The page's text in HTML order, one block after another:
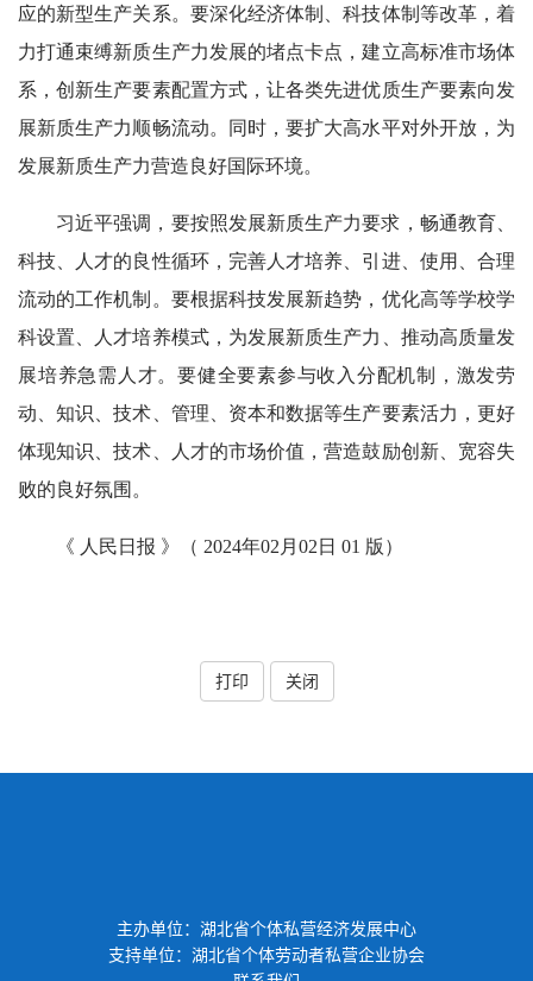
应的新型生产关系。要深化经济体制、科技体制等改革，着
力打通束缚新质生产力发展的堵点卡点，建立高标准市场体
系，创新生产要素配置方式，让各类先进优质生产要素向发
展新质生产力顺畅流动。同时，要扩大高水平对外开放，为
发展新质生产力营造良好国际环境。
习近平强调，要按照发展新质生产力要求，畅通教育、
科技、人才的良性循环，完善人才培养、引进、使用、合理
流动的工作机制。要根据科技发展新趋势，优化高等学校学
科设置、人才培养模式，为发展新质生产力、推动高质量发
展培养急需人才。要健全要素参与收入分配机制，激发劳
动、知识、技术、管理、资本和数据等生产要素活力，更好
体现知识、技术、人才的市场价值，营造鼓励创新、宽容失
败的良好氛围。
《 人民日报 》（ 2024年02月02日 01 版）
打印 关闭
主办单位：湖北省个体私营经济发展中心
支持单位：湖北省个体劳动者私营企业协会